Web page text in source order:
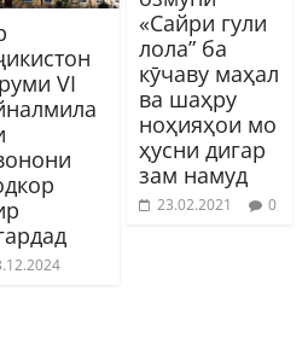
VI
«Сайри гули
лола” ба
кӯчаву маҳал
ва шаҳру
ноҳияҳои мо
ҳусни дигар
зам намуд
23.02.2021 0